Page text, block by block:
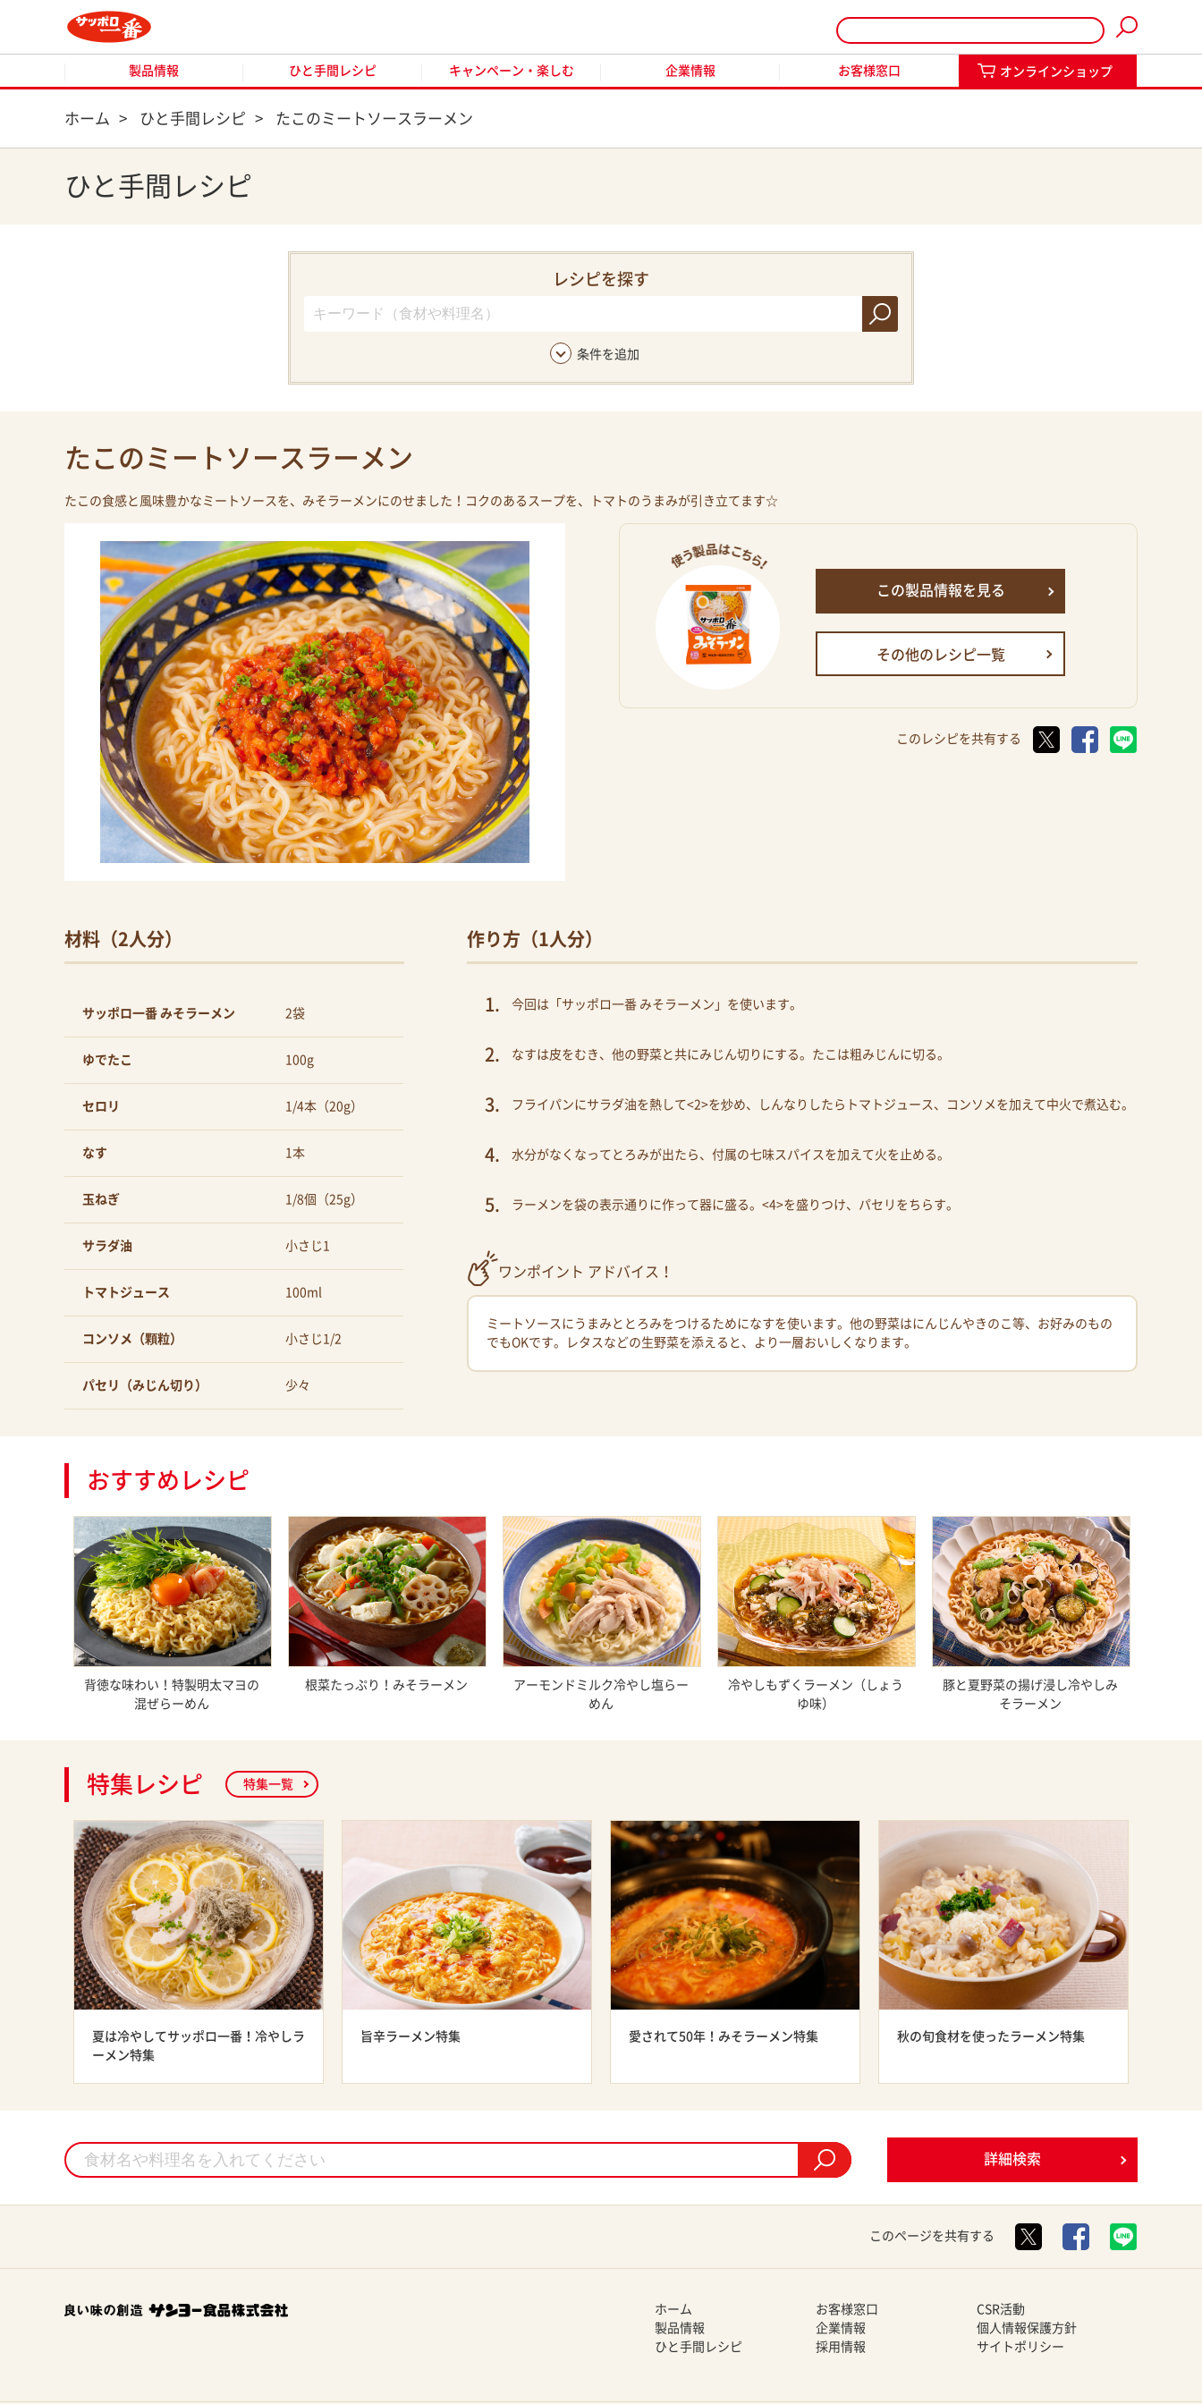
製品情報 ひと手間レシピ キャンペーン・楽しむ 企業情報 お客様窓口 オンラインショップ
オンラインショップ
ホーム > ひと手間レシピ > たこのミートソースラーメン
ひと手間レシピ
レシピを探す
条件を追加
たこのミートソースラーメン
たこの食感と風味豊かなミートソースを、みそラーメンにのせました！コクのあるスープを、トマトのうまみが引き立てます☆
この製品情報を見る
その他のレシピ一覧
このレシピを共有する
材料（2人分）
サッポロ一番 みそラーメン 2袋
ゆでたこ 100g
セロリ 1/4本（20g）
なす 1本
玉ねぎ 1/8個（25g）
サラダ油 小さじ1
トマトジュース 100ml
コンソメ（顆粒） 小さじ1/2
パセリ（みじん切り） 少々
作り方（1人分）
今回は「サッポロ一番 みそラーメン」を使います。
なすは皮をむき、他の野菜と共にみじん切りにする。たこは粗みじんに切る。
フライパンにサラダ油を熱して<2>を炒め、しんなりしたらトマトジュース、コンソメを加えて中火で煮込む。
水分がなくなってとろみが出たら、付属の七味スパイスを加えて火を止める。
ラーメンを袋の表示通りに作って器に盛る。<4>を盛りつけ、パセリをちらす。
ワンポイント アドバイス！
ミートソースにうまみととろみをつけるためになすを使います。他の野菜はにんじんやきのこ等、お好みのもの
でもOKです。レタスなどの生野菜を添えると、より一層おいしくなります。
おすすめレシピ
背徳な味わい！特製明太マヨの
混ぜらーめん
根菜たっぷり！みそラーメン
アーモンドミルク冷やし塩らー
めん
冷やしもずくラーメン（しょう
ゆ味）
豚と夏野菜の揚げ浸し冷やしみ
そラーメン
特集レシピ 特集一覧
夏は冷やしてサッポロ一番！冷やしラ
ーメン特集
旨辛ラーメン特集 愛されて50年！みそラーメン特集 秋の旬食材を使ったラーメン特集
詳細検索
このページを共有する
ホーム
製品情報
ひと手間レシピ
お客様窓口
企業情報
採用情報
CSR活動
個人情報保護方針
サイトポリシー